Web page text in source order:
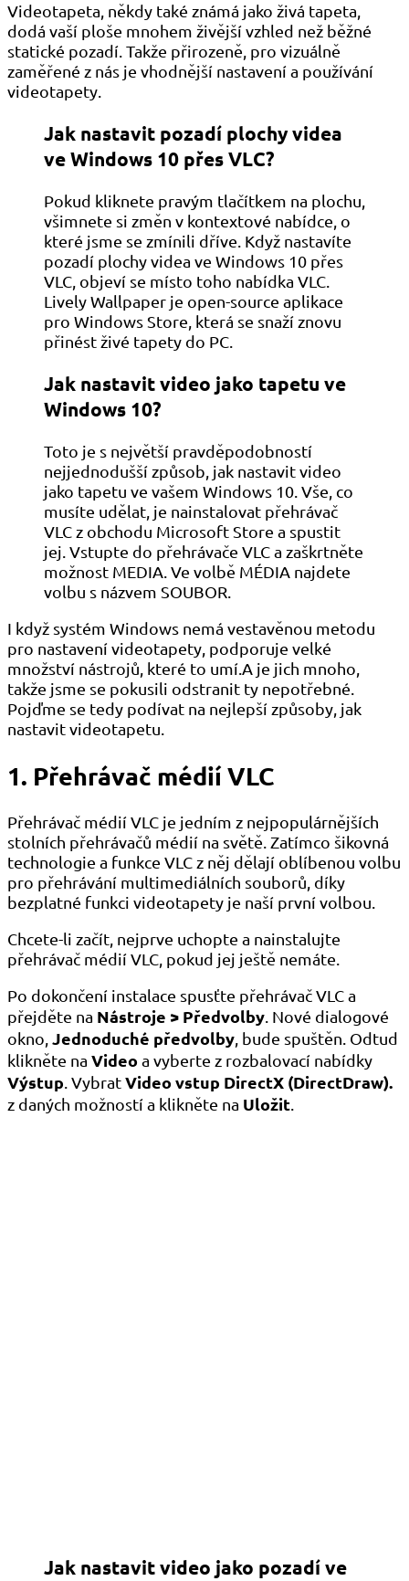
Videotapeta, někdy také známá jako živá tapeta,
dodá vaší ploše mnohem živější vzhled než běžné
statické pozadí. Takže přirozeně, pro vizuálně
zaměřené z nás je vhodnější nastavení a používání
videotapety.
Jak nastavit pozadí plochy videa
ve Windows 10 přes VLC?
Pokud kliknete pravým tlačítkem na plochu,
všimnete si změn v kontextové nabídce, o
které jsme se zmínili dříve. Když nastavíte
pozadí plochy videa ve Windows 10 přes
VLC, objeví se místo toho nabídka VLC.
Lively Wallpaper je open-source aplikace
pro Windows Store, která se snaží znovu
přinést živé tapety do PC.
Jak nastavit video jako tapetu ve
Windows 10?
Toto je s největší pravděpodobností
nejjednodušší způsob, jak nastavit video
jako tapetu ve vašem Windows 10. Vše, co
musíte udělat, je nainstalovat přehrávač
VLC z obchodu Microsoft Store a spustit
jej. Vstupte do přehrávače VLC a zaškrtněte
možnost MEDIA. Ve volbě MÉDIA najdete
volbu s názvem SOUBOR.
I když systém Windows nemá vestavěnou metodu
pro nastavení videotapety, podporuje velké
množství nástrojů, které to umí.A je jich mnoho,
takže jsme se pokusili odstranit ty nepotřebné.
Pojďme se tedy podívat na nejlepší způsoby, jak
nastavit videotapetu.
1. Přehrávač médií VLC
Přehrávač médií VLC je jedním z nejpopulárnějších
stolních přehrávačů médií na světě. Zatímco šikovná
technologie a funkce VLC z něj dělají oblíbenou volbu
pro přehrávání multimediálních souborů, díky
bezplatné funkci videotapety je naší první volbou.
Chcete-li začít, nejprve uchopte a nainstalujte
přehrávač médií VLC, pokud jej ještě nemáte.
Po dokončení instalace spusťte přehrávač VLC a
přejděte na Nástroje > Předvolby . Nové dialogové
okno, Jednoduché předvolby , bude spuštěn. Odtud
klikněte na Video a vyberte z rozbalovací nabídky
Výstup . VybratVideo vstup DirectX (DirectDraw).
z daných možností a klikněte na Uložit
Jak nastavit video jako pozadí ve